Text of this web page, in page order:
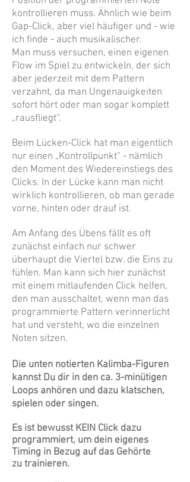
kontrollieren muss. Ähnlich wie beim
Gap-Click, aber viel häufiger und - wie
ich finde - auch musikalischer.
Man muss versuchen, einen eigenen
Flow im Spiel zu entwickeln, der sich
aber jederzeit mit dem Pattern
verzahnt, da man Ungenauigkeiten
sofort hört oder man sogar komplett
„rausfliegt“.
Beim Lücken-Click hat man eigentlich
nur einen „Kontrollpunkt“ - nämlich
den Moment des Wiedereinstiegs des
Clicks. In der Lücke kann man nicht
wirklich kontrollieren, ob man gerade
vorne, hinten oder drauf ist.
Am Anfang des Übens fällt es oft
zunächst einfach nur schwer
überhaupt die Viertel bzw. die Eins zu
fühlen. Man kann sich hier zunächst
mit einem mitlaufenden Click helfen,
den man ausschaltet, wenn man das
programmierte Pattern verinnerlicht
hat und versteht, wo die einzelnen
Noten sitzen.
Die unten notierten Kalimba-Figuren
kannst Du dir in den ca. 3-minütigen
Loops anhören und dazu klatschen,
spielen oder singen.
Es ist bewusst KEIN Click dazu
programmiert, um dein eigenes
Timing in Bezug auf das Gehörte
zu trainieren.